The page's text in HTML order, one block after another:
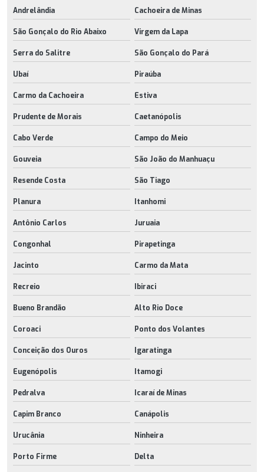
Andrelândia Cachoeira de Minas
São Gonçalo do Rio Abaixo Virgem da Lapa
Serra do Salitre São Gonçalo do Pará
Ubaí Piraúba
Carmo da Cachoeira Estiva
Prudente de Morais Caetanópolis
Cabo Verde Campo do Meio
Gouveia São João do Manhuaçu
Resende Costa São Tiago
Planura Itanhomi
Antônio Carlos Juruaia
Congonhal Pirapetinga
Jacinto Carmo da Mata
Recreio Ibiraci
Bueno Brandão Alto Rio Doce
Coroaci Ponto dos Volantes
Conceição dos Ouros Igaratinga
Eugenópolis Itamogi
Pedralva Icaraí de Minas
Capim Branco Canápolis
Urucânia Ninheira
Porto Firme Delta